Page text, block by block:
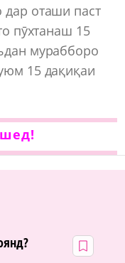
оташи паст
пӯхтанаш 15
мурабборо
15 дақиқаи